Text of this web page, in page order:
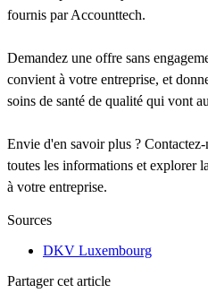
fournis par Accounttech.
Demandez une offre sans
convient à votre entreprise, et
soins de santé de qualité qui vont
Envie d'en savoir plus ?
toutes les informations et explorer
à votre entreprise.
Sources
DKV Luxembourg
Partager cet article